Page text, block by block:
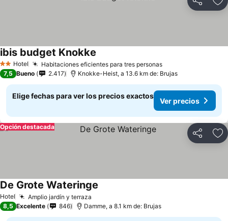
Compartir
2 Estrellas
Hotel Habitaciones eficientes para tres personasVer precios
ibis budget Knokke
7,5 Bueno 2.417 Knokke-Heist, a 13.6 km de: Brujas
Elige fechas para ver los precios exactos
Ver precios
Compartir
Opción destacada
Hotel Amplio jardín y terraza
De Grote Wateringe
8,5 Excelente 846 Damme, a 8.1 km de: Brujas